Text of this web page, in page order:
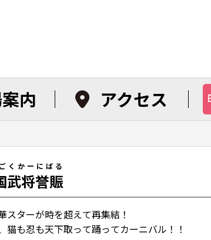
内 アクセス
武将誉賑
くかーにばる
スターが時を超えて再集結！
猫も忍も天下取って踊ってカーニバル！！